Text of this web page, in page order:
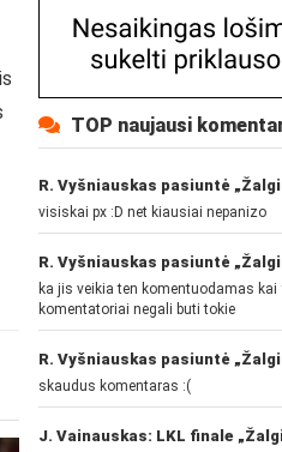
TOP naujausi
visiskai px :D net kiausiai nepanizo
ka jis veikia ten komentuodamas
komentatoriai negali buti tokie
skaudus komentaras :(